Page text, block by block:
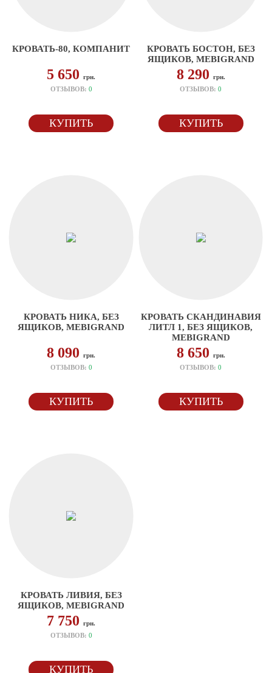
КРОВАТЬ-80, КОМПАНИТ
5 650грн.
ОТЗЫВОВ: 0
КУПИТЬ
КРОВАТЬ БОСТОН, БЕЗ
ЯЩИКОВ, MEBIGRAND
8 290 грн.
ОТЗЫВОВ:0
КУПИТЬ
КРОВАТЬ НИКА, БЕЗ
ЯЩИКОВ, MEBIGRAND
8 090грн.
ОТЗЫВОВ: 0
КУПИТЬ
КРОВАТЬ СКАНДИНАВИЯ
ЛИТЛ 1, БЕЗ ЯЩИКОВ,
MEBIGRAND
8 650 грн.
ОТЗЫВОВ:0
КУПИТЬ
КРОВАТЬ ЛИВИЯ, БЕЗ
ЯЩИКОВ, MEBIGRAND
7 750грн.
ОТЗЫВОВ: 0
КУПИТЬ